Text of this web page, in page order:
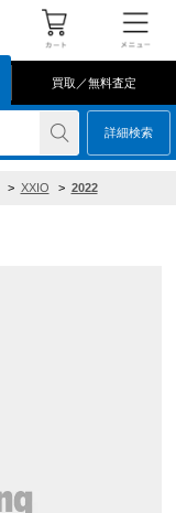
買取／無料査定
詳細検索
> XXIO > 2022